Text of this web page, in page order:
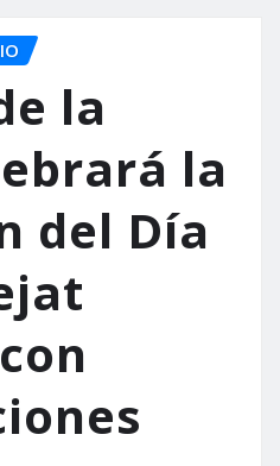
la
la
del Día